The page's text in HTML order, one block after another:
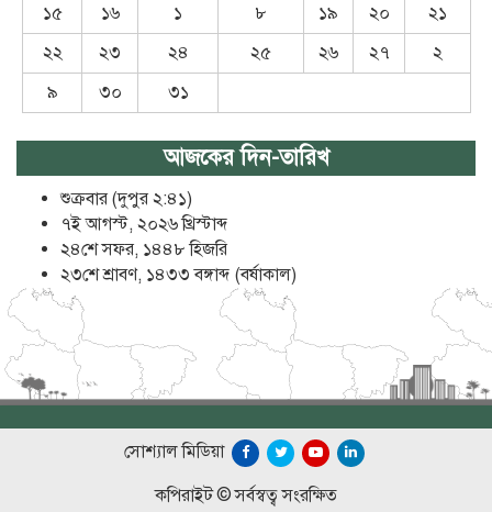
১৫
১৬ ১ ৮ ১৯ ২০
২১
২২
২৩ ২৪ ২৫ ২৬ ২৭
২
৯
৩০ ৩১
আজকের দিন-তারিখ
শুক্রবার (দুপুর ২:৪১)
৭ই আগস্ট, ২০২৬ খ্রিস্টাব্দ
২৪শে সফর, ১৪৪৮ হিজরি
২৩শে শ্রাবণ, ১৪৩৩ বঙ্গাব্দ (বর্ষাকাল)
সোশ্যাল মিডিয়া
কপিরাইট © সর্বস্বত্ব সংরক্ষিত